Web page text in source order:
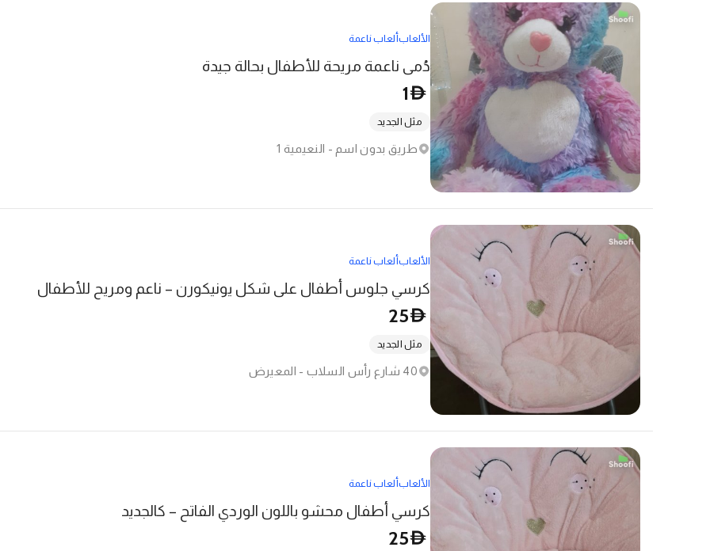
الألعابألعاب ناعمة
دُمى ناعمة مريحة للأطفال بحالة جيدة
D
1
مثل الجديد
طريق بدون اسم - النعيمية 1
الألعابألعاب ناعمة
كرسي جلوس أطفال على شكل يونيكورن – ناعم ومريح للأطفال
D
25
مثل الجديد
40 شارع رأس السلاب - المعيرض
الألعابألعاب ناعمة
كرسي أطفال محشو باللون الوردي الفاتح – كالجديد
D
25